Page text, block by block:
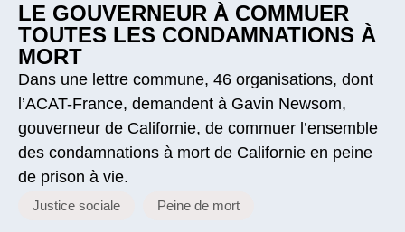
LE GOUVERNEUR À COMMUER
TOUTES LES CONDAMNATIONS À
MORT
Dans une lettre commune, 46 organisations, dont
l’ACAT-France, demandent à Gavin Newsom,
gouverneur de Californie, de commuer l’ensemble
des condamnations à mort de Californie en peine
de prison à vie.
Justice sociale Peine de mort